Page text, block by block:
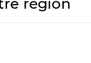
en showcase ce
région